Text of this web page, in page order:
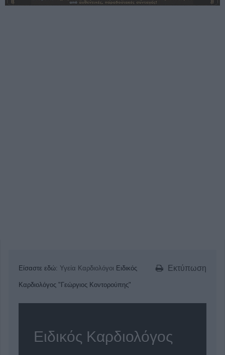
Εκτύπωση
Είσαστε εδώ: Υγεία Καρδιολόγοι Ειδικός
Καρδιολόγος "Γεώργιος Κοντορούπης"
Ειδικός Καρδιολόγος